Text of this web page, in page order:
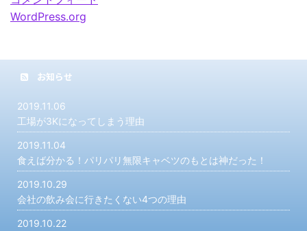
WordPress.org
お知らせ
2019.11.06
工場が3Kになってしまう理由
2019.11.04
食えば分かる！パリパリ無限キャベツのもとは神だった！
2019.10.29
会社の飲み会に行きたくない4つの理由
2019.10.22